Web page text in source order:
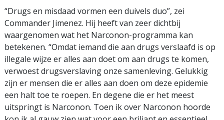
“Drugs en misdaad vormen een duivels duo”, zei
Commander Jimenez. Hij heeft van zeer dichtbij
waargenomen wat het Narconon-programma kan
betekenen. “Omdat iemand die aan drugs verslaafd is op
illegale wijze er alles aan doet om aan drugs te komen,
verwoest drugsverslaving onze samenleving. Gelukkig
zijn er mensen die er alles aan doen om deze epidemie
een halt toe te roepen. En degene die er het meest
uitspringt is Narconon. Toen ik over Narconon hoorde